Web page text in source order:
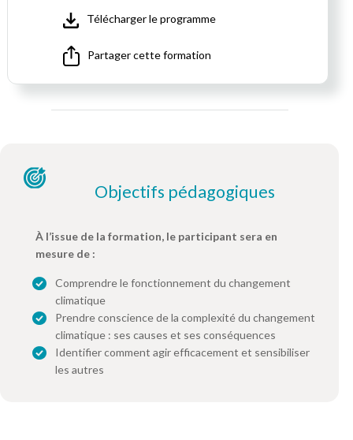
Télécharger le programme
Partager cette formation
Objectifs pédagogiques
À l’issue de la formation, le participant sera en
mesure de :
Comprendre le fonctionnement du changement
climatique
Prendre conscience de la complexité du changement
climatique : ses causes et ses conséquences
Identifier comment agir efficacement et sensibiliser
les autres